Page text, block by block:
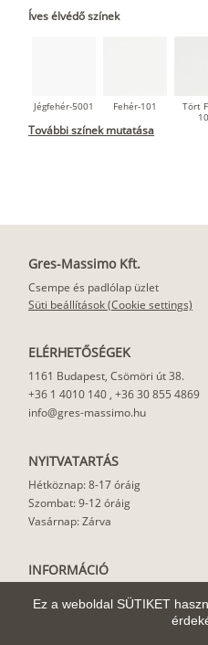
Ez a weboldal SÜTIKET
Íves élvédő színek
Jégfehér-5001 Fehér-101
Tört
7034
1236
További színek mutatása
Gres-Massimo Kft.
Csempe és padlólap üzlet
Süti beállítások (Cookie settings)
ELÉRHETŐSÉGEK
1161 Budapest, Csömöri út 38.
+36 1 4010 140 , +36 30 855 4869
info@gres-massimo.hu
NYITVATARTÁS
Hétköznap: 8-17 óráig
Szombat: 9-12 óráig
Vasárnap: Zárva
INFORMÁCIÓ
Felhasználási javaslat